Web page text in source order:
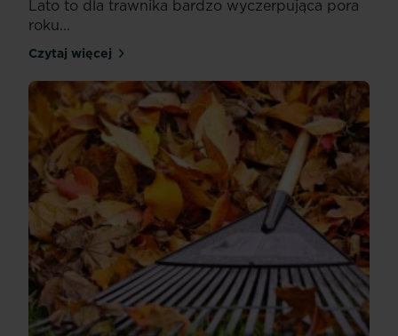
Lato to dla trawnika bardzo wyczerpująca pora
roku...
Czytaj więcejPielęgnacja trawnika latem